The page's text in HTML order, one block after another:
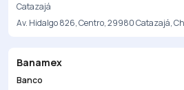
Catazajá
Av. Hidalgo 826, Centro, 29980 Catazajá,
Banamex
Banco